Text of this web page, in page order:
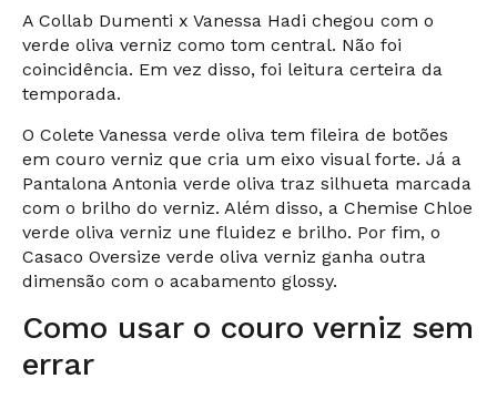
A Collab Dumenti x Vanessa Hadi chegou com o
verde oliva verniz como tom central. Não foi
coincidência. Em vez disso, foi leitura certeira da
temporada.
O Colete Vanessa verde oliva tem fileira de botões
em couro verniz que cria um eixo visual forte. Já a
Pantalona Antonia verde oliva traz silhueta marcada
com o brilho do verniz. Além disso, a Chemise Chloe
verde oliva verniz une fluidez e brilho. Por fim, o
Casaco Oversize verde oliva verniz ganha outra
dimensão com o acabamento glossy.
Como usar o couro verniz sem
errar